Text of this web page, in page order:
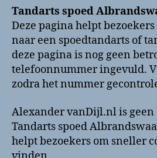
Tandarts spoed
Deze pagina helpt
naar een spoedtandarts of
deze pagina is nog geen
telefoonnummer ingevuld.
zodra het nummer
Alexander vanDijl.nl is geen
Tandarts spoed
helpt bezoekers om sneller